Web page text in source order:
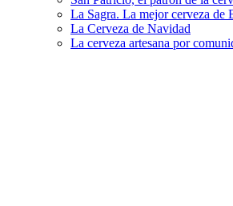
La Sagra. La mejor cerveza de
La Cerveza de Navidad
La cerveza artesana por